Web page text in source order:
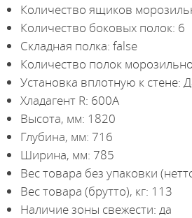
Количество ящиков
Количество боковых полок: 6
Складная полка: false
Количество полок
Установка вплотную к стене:
Хладагент R: 600A
Высота, мм: 1820
Глубина, мм: 716
Ширина, мм: 785
Вес товара без упаковки
Вес товара (брутто), кг: 113
Наличие зоны свежести: да